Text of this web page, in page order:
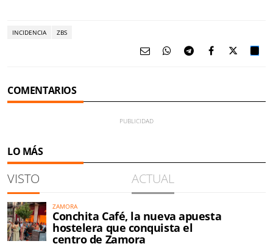
INCIDENCIA ZBS
COMENTARIOS
LO MÁS
VISTO ACTUAL
ZAMORA
Conchita Café, la nueva apuesta
hostelera que conquista el
centro de Zamora